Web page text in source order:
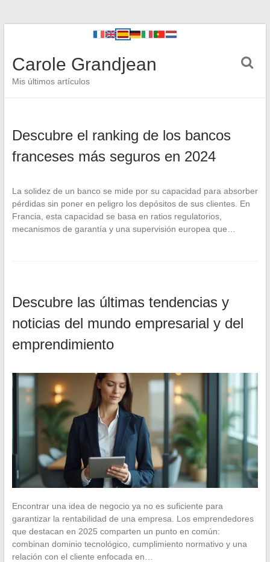
Carole Grandjean
Mis últimos artículos
Descubre el ranking de los bancos
franceses más seguros en 2024
La solidez de un banco se mide por su capacidad para absorber
pérdidas sin poner en peligro los depósitos de sus clientes. En
Francia, esta capacidad se basa en ratios regulatorios,
mecanismos de garantía y una supervisión europea que…
Descubre las últimas tendencias y
noticias del mundo empresarial y del
emprendimiento
Encontrar una idea de negocio ya no es suficiente para
garantizar la rentabilidad de una empresa. Los emprendedores
que destacan en 2025 comparten un punto en común:
combinan dominio tecnológico, cumplimiento normativo y una
relación con el cliente enfocada en…